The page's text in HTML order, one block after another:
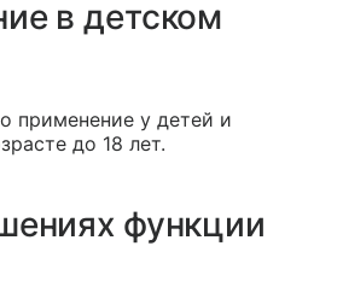
в детском
применение у детей и
до 18 лет.
функции